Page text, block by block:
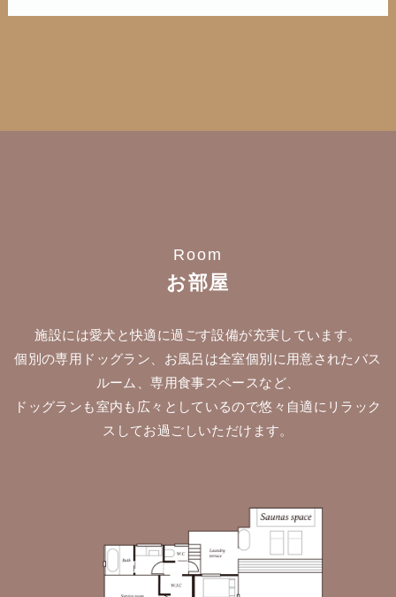
Room
お部屋
施設には愛犬と快適に過ごす設備が充実しています。
個別の専用ドッグラン、お風呂は全室個別に用意されたバス
ルーム、専用食事スペースなど、
ドッグランも室内も広々としているので悠々自適にリラック
スしてお過ごしいただけます。